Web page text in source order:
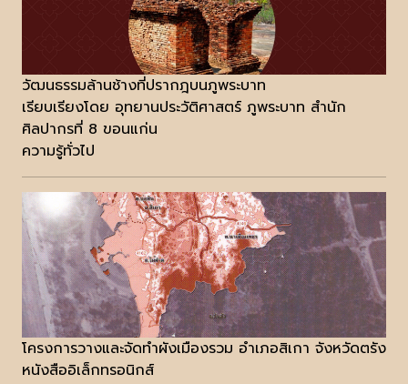
วัฒนธรรมล้านช้างที่ปรากฎบนภูพระบาท
เรียบเรียงโดย อุทยานประวัติศาสตร์ ภูพระบาท สำนัก
ศิลปากรที่ 8 ขอนแก่น
ความรู้ทั่วไป
โครงการวางและจัดทำผังเมืองรวม อำเภอสิเกา จังหวัดตรัง
หนังสืออิเล็กทรอนิกส์